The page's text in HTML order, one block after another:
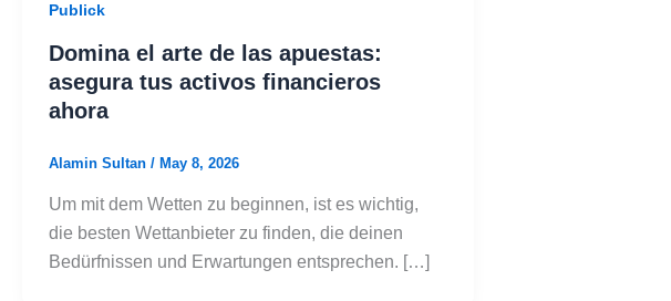
Publick
Domina el arte de las apuestas:
asegura tus activos financieros
ahora
Alamin Sultan / May 8, 2026
Um mit dem Wetten zu beginnen, ist es wichtig,
die besten Wettanbieter zu finden, die deinen
Bedürfnissen und Erwartungen entsprechen. […]